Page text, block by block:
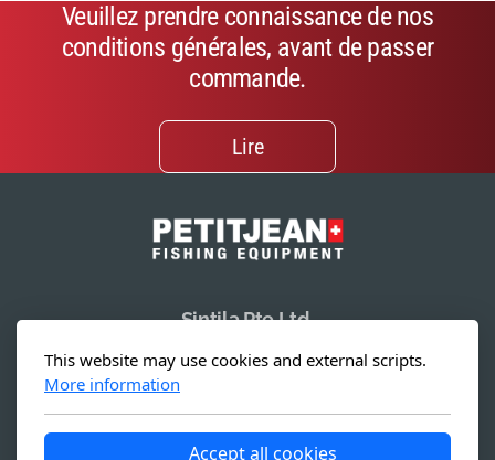
Veuillez prendre connaissance de nos
conditions générales, avant de passer
commande.
Lire
Sintila Pte Ltd.
Singapore 788 713
This website may use cookies and external scripts.
More information
Accept all cookies